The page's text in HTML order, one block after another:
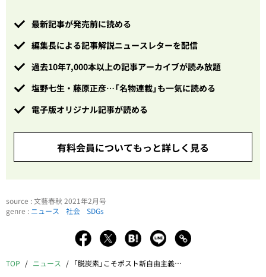
最新記事が発売前に読める
編集長による記事解説ニュースレターを配信
過去10年7,000本以上の記事アーカイブが読み放題
塩野七生・藤原正彦…「名物連載」も一気に読める
電子版オリジナル記事が読める
有料会員についてもっと詳しく見る
source : 文藝春秋 2021年2月号
genre : ニュース 社会 SDGs
TOP ニュース 「脱炭素」こそポスト新自由主義の本命だ